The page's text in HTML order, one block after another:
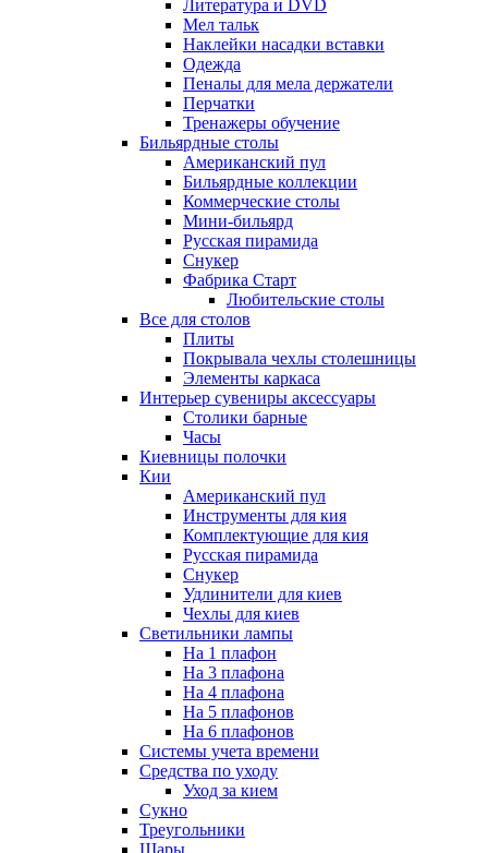
Литература и DVD
Мел тальк
Наклейки насадки вставки
Одежда
Пеналы для мела держатели
Перчатки
Тренажеры обучение
Бильярдные столы
Американский пул
Бильярдные коллекции
Коммерческие столы
Мини-бильярд
Русская пирамида
Снукер
Фабрика Старт
Любительские столы
Все для столов
Плиты
Покрывала чехлы столешницы
Элементы каркаса
Интерьер сувениры аксессуары
Столики барные
Часы
Киевницы полочки
Кии
Американский пул
Инструменты для кия
Комплектующие для кия
Русская пирамида
Снукер
Удлинители для киев
Чехлы для киев
Светильники лампы
На 1 плафон
На 3 плафона
На 4 плафона
На 5 плафонов
На 6 плафонов
Системы учета времени
Средства по уходу
Уход за кием
Сукно
Треугольники
Шары